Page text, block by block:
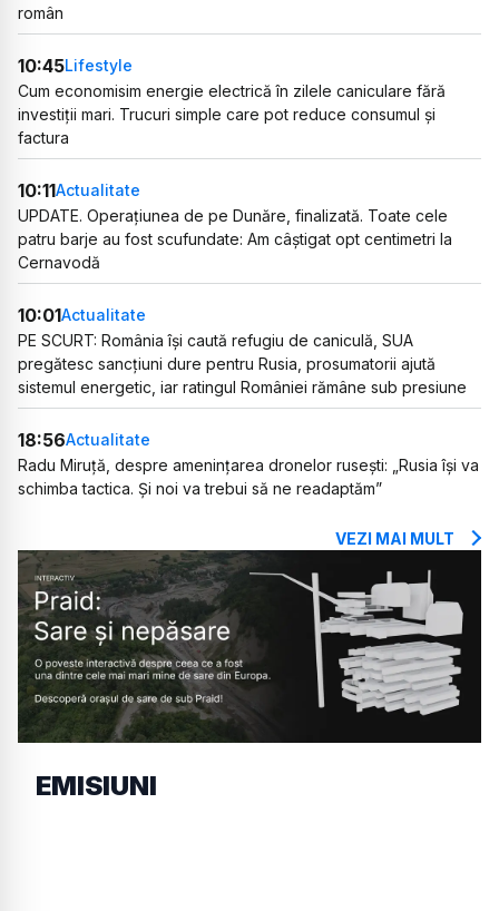
român
10:45Lifestyle
Cum economisim energie electrică în zilele caniculare fără
investiții mari. Trucuri simple care pot reduce consumul și
factura
10:11Actualitate
UPDATE. Operațiunea de pe Dunăre, finalizată. Toate cele
patru barje au fost scufundate: Am câștigat opt centimetri la
Cernavodă
10:01Actualitate
PE SCURT: România își caută refugiu de caniculă, SUA
pregătesc sancțiuni dure pentru Rusia, prosumatorii ajută
sistemul energetic, iar ratingul României rămâne sub presiune
18:56Actualitate
Radu Miruță, despre amenințarea dronelor rusești: „Rusia își va
schimba tactica. Și noi va trebui să ne readaptăm”
VEZI MAI MULT
EMISIUNI